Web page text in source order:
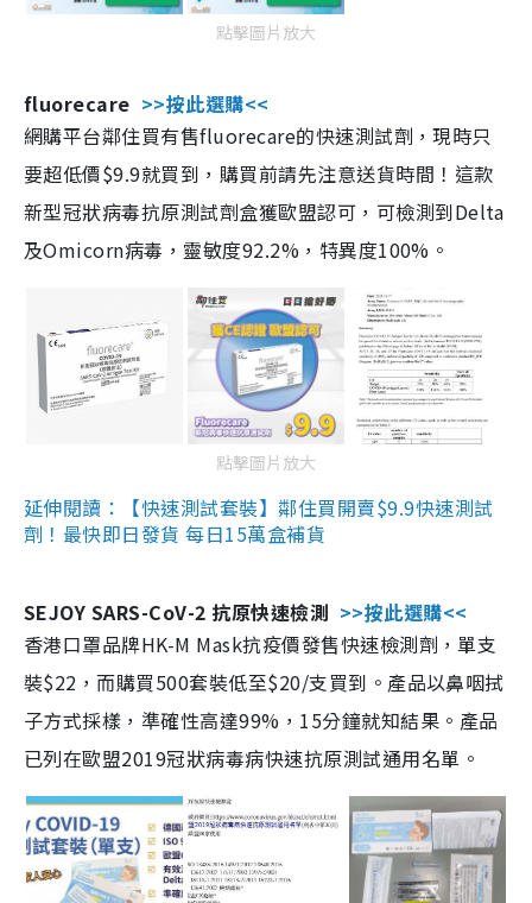
點擊圖片放大
fluorecare >>按此選購<<
網購平台鄰住買有售fluorecare的快速測試劑，現時只
要超低價$9.9就買到，購買前請先注意送貨時間！這款
新型冠狀病毒抗原測試劑盒獲歐盟認可，可檢測到Delta
及Omicorn病毒，靈敏度92.2%，特異度100%。
點擊圖片放大
延伸閱讀：【快速測試套裝】鄰住買開賣$9.9快速測試
劑！最快即日發貨 每日15萬盒補貨
SEJOY SARS-CoV-2 抗原快速檢測 >>按此選購<<
香港口罩品牌HK-M Mask抗疫價發售快速檢測劑，單支
裝$22，而購買500套裝低至$20/支買到。產品以鼻咽拭
子方式採樣，準確性高達99%，15分鐘就知結果。產品
已列在歐盟2019冠狀病毒病快速抗原測試通用名單。